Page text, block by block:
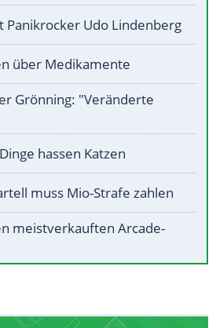
Panikrocker Udo Lindenberg
über Medikamente
Grönning: "Veränderte
hassen Katzen
muss Mio-Strafe zahlen
meistverkauften Arcade-